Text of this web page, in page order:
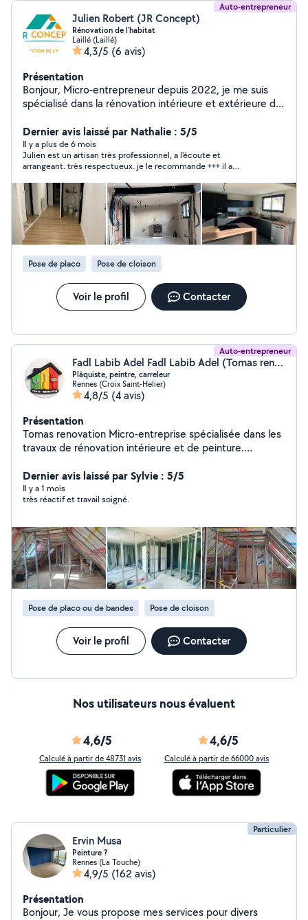
Auto-entrepreneur
Julien Robert (JR Concept)
Rénovation de l'habitat
Laillé (Laillé)
4,3/5 (6 avis)
Présentation
Bonjour, Micro-entrepreneur depuis 2022, je me suis
spécialisé dans la rénovation intérieure et extérieure de
par les joints, les peintures, les revêtements de sol,
l'électricité ou encore les travaux de plomberie, j'ai à
cœur de répondre aux attentes de mes
commanditaires, quelles qu'elles soient. N'hésitez pas à
me contacter et à me faire part de vos besoins.
Ensemble, nous pourrons définir les solutions les plus
satisfaisantes que je m'efforcerai de mettre en œuvre
dans les délais les plus brefs et les meilleures
conditions. Merci de votre confiance et à très bientôt !
Julien Robert JR Concept
Dernier avis laissé par Nathalie : 5/5
Il y a plus de 6 mois
Julien est un artisan très professionnel, a l'écoute et
arrangeant. très respectueux. je le recommande +++ il a
élec plomberie. il travaille avec des professionnels performants
et c'est lui qui est maître d'oeuvre donc on a qu'un seul
interlocuteur et c'est très agreable. n'hésitez pas vous pouvez
travailler avec lui les yeux fermés
Pose de placo Pose de cloison
Voir le profil Contacter
Auto-entrepreneur
Fadl Labib Adel Fadl Labib Adel (Tomas renovation)
Plâquiste, peintre, carreleur
Rennes (Croix Saint-Helier)
4,8/5 (4 avis)
Présentation
Tomas renovation Micro-entreprise spécialisée dans les
travaux de rénovation intérieure et de peinture.
finitions décoratives, revêtements muraux et petits
travaux d'aménagement. Travail soigné, respect des
délais et satisfaction client.
Dernier avis laissé par Sylvie : 5/5
Il y a 1 mois
très réactif et travail soigné.
Pose de placo ou de bandes Pose de cloison
Voir le profil Contacter
Nos utilisateurs nous évaluent
4,6/5
Calculé à partir de 48731 avis
4,6/5
Calculé à partir de 66000 avis
Particulier
Ervin Musa
Peinture ?
Rennes (La Touche)
4,9/5 (162 avis)
Présentation
Bonjour, Je vous propose mes services pour divers